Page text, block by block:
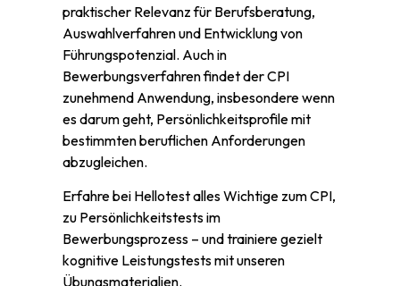
praktischer Relevanz für Berufsberatung,
Auswahlverfahren und Entwicklung von
Führungspotenzial. Auch in
Bewerbungsverfahren findet der CPI
zunehmend Anwendung, insbesondere wenn
es darum geht, Persönlichkeitsprofile mit
bestimmten beruflichen Anforderungen
abzugleichen.
Erfahre bei Hellotest alles Wichtige zum CPI,
zu Persönlichkeitstests im
Bewerbungsprozess – und trainiere gezielt
kognitive Leistungstests mit unseren
Übungsmaterialien.